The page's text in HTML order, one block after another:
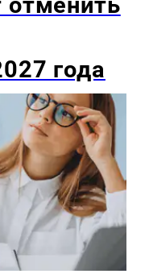
года